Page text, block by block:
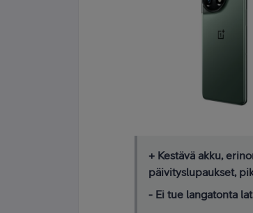
+ Kestävä akku,
päivityslupaukset,
- Ei tue langatonta